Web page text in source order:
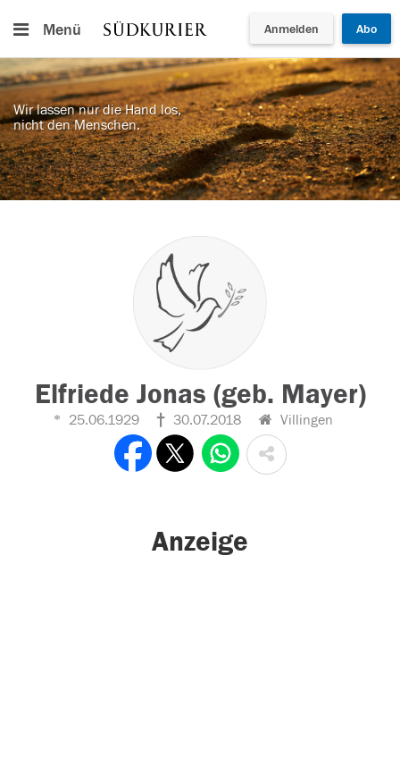
Menü Anmelden Abo
Wir lassen nur die Hand los,
nicht den Menschen.
Elfriede Jonas (geb. Mayer)
25.06.1929 30.07.2018 Villingen
Anzeige